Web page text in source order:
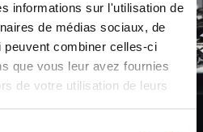
informations sur l'utilisation de
de médias sociaux, de
peuvent combiner celles-ci
que vous leur avez fournies
de votre utilisation de leurs